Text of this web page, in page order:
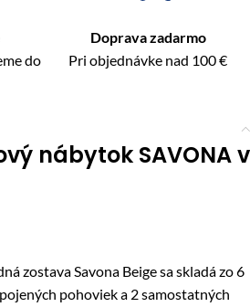
do
Doprava zadarmo
Pri objednávke nad 100 €
nábytok SAVONA v
zostava Savona Beige sa skladá zo 6
pohoviek a 2 samostatných